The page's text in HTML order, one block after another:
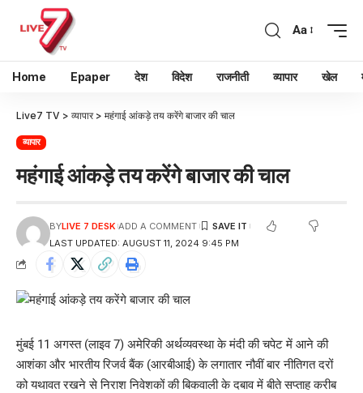
Aa
Home Epaper देश विदेश राजनीती व्यापार खेल
Live7 TV > व्यापार> महंगाई आंकड़े तय करेंगे बाजार की चाल
व्यापार
महंगाई आंकड़े तय करेंगे बाजार की चाल
LAST UPDATED: AUGUST 11, 2024 9:45 PM
BYLIVE 7 DESK ADD A COMMENT
मुंबई 11 अगस्त (लाइव 7) अमेरिकी अर्थव्यवस्था के मंदी की चपेट में आने की
आशंका और भारतीय रिजर्व बैंक (आरबीआई) के लगातार नौवीं बार नीतिगत दरों
को यथावत रखने से निराश निवेशकों की बिकवाली के दबाव में बीते सप्ताह करीब